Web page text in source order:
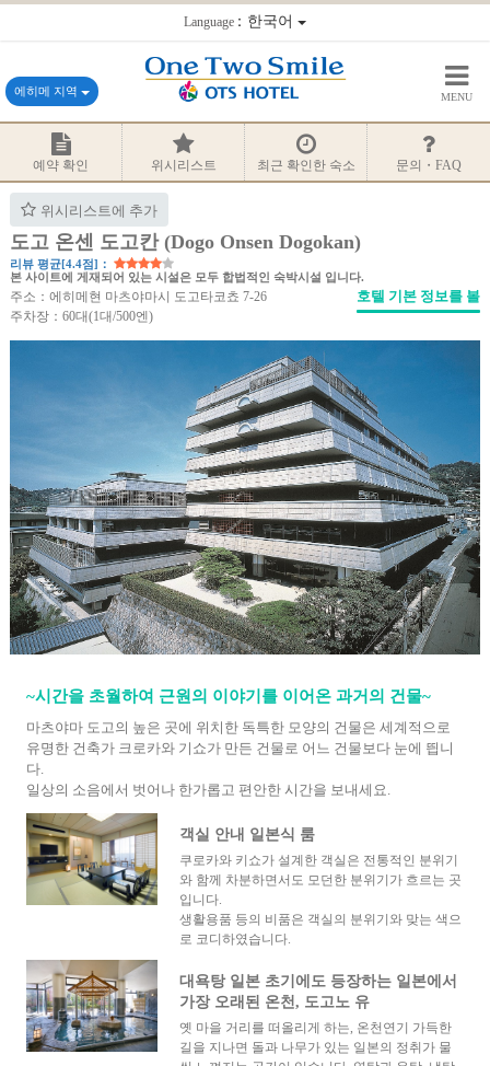
Language：한국어
에히메 지역 MENU
예약 확인 위시리스트 최근 확인한 숙소 문의・FAQ
위시리스트에 추가
도고 온센 도고칸 (Dogo Onsen Dogokan)
리뷰 평균[4.4점]：
본 사이트에 게재되어 있는 시설은 모두 합법적인 숙박시설 입니다.
주소：에히메현 마츠야마시 도고타코쵸 7-26
주차장：60대(1대/500엔)
호텔 기본 정보를 볼
~시간을 초월하여 근원의 이야기를 이어온 과거의 건물~
마츠야마 도고의 높은 곳에 위치한 독특한 모양의 건물은 세계적으로
유명한 건축가 크로카와 기쇼가 만든 건물로 어느 건물보다 눈에 띕니
다.
일상의 소음에서 벗어나 한가롭고 편안한 시간을 보내세요.
객실 안내 일본식 룸
쿠로카와 키쇼가 설계한 객실은 전통적인 분위기
와 함께 차분하면서도 모던한 분위기가 흐르는 곳
입니다.
생활용품 등의 비품은 객실의 분위기와 맞는 색으
로 코디하였습니다.
대욕탕 일본 초기에도 등장하는 일본에서
가장 오래된 온천, 도고노 유
옛 마을 거리를 떠올리게 하는, 온천연기 가득한
길을 지나면 돌과 나무가 있는 일본의 정취가 물